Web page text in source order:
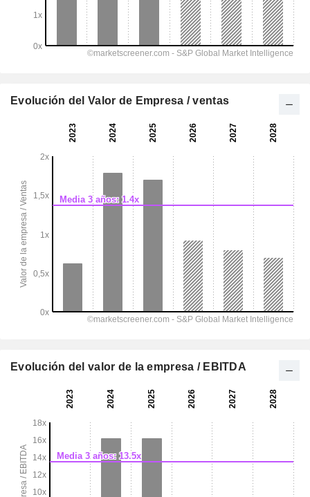
Evolución del Valor de Empresa / ventas
Evolución del valor de la empresa / EBITDA